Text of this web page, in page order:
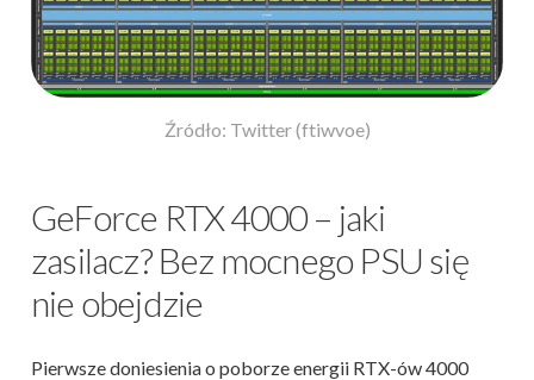
Źródło: Twitter (ftiwvoe)
GeForce RTX 4000 – jaki
zasilacz? Bez mocnego PSU się
nie obejdzie
Pierwsze doniesienia o poborze energii RTX-ów 4000